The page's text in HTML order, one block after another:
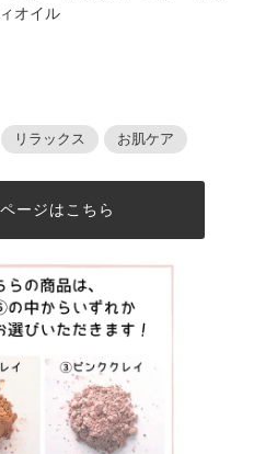
オイル
リラックス お肌ケア
ージはこちら